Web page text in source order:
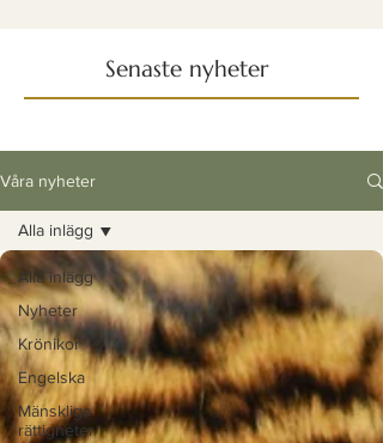
Senaste nyheter
Våra nyheter
Alla inlägg
Nyheter
Krönikor
Engelska
Mänskliga
rättigheter
Alla inlägg